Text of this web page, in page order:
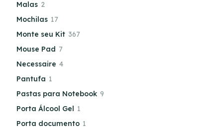
Malas 2
Mochilas 17
Monte seu Kit 367
Mouse Pad 7
Necessaire 4
Pantufa 1
Pastas para Notebook 9
Porta Álcool Gel 1
Porta documento 1